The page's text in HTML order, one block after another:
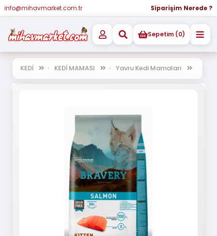
info@mihavmarket.com.tr Siparişim Nerede ?
Sepetim (0)
KEDİ KEDİ MAMASI Yavru Kedi Mamaları